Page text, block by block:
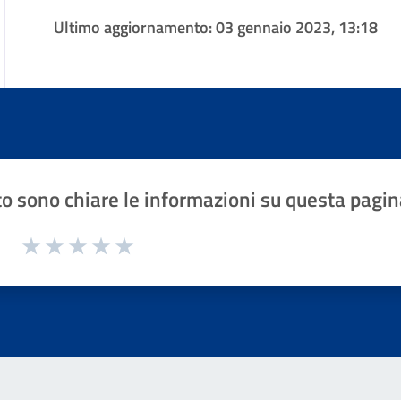
Ultimo aggiornamento:03 gennaio 2023, 13:18
sono chiare le informazioni su questa
1 a 5 stelle la pagina